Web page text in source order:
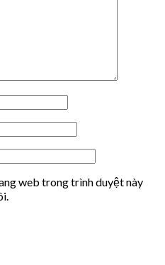
web trong trình duyệt này